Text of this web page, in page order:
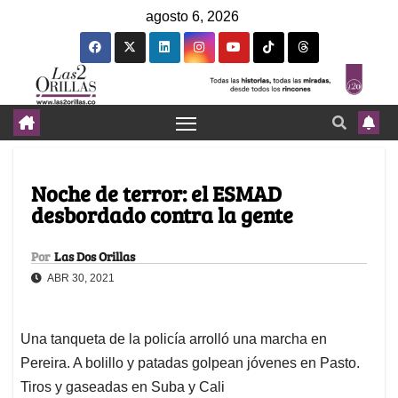
agosto 6, 2026
Noche de terror: el ESMAD
desbordado contra la gente
Por Las Dos Orillas
ABR 30, 2021
Una tanqueta de la policía arrolló una marcha en
Pereira. A bolillo y patadas golpean jóvenes en Pasto.
Tiros y gaseadas en Suba y Cali